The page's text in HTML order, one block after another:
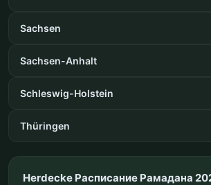
Sachsen
Sachsen-Anhalt
Schleswig-Holstein
Thüringen
Herdecke Расписание Рамадана